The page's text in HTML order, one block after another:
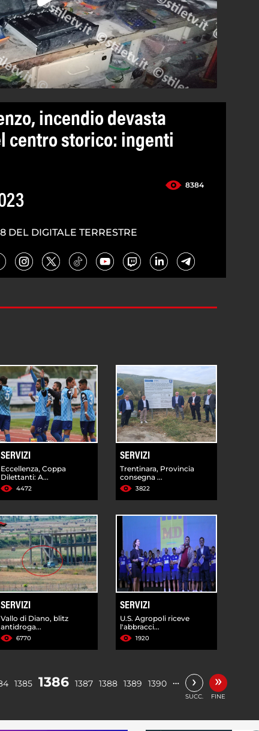
incendio devasta
centro storico: ingenti
8384
DEL DIGITALE TERRESTRE
SERVIZI
Eccellenza, Coppa
Dilettanti: A...
4472
SERVIZI
Trentinara, Provincia
consegna ...
3822
SERVIZI
Vallo di Diano, blitz
antidroga...
6770
SERVIZI
U.S. Agropoli riceve
l'abbracci...
1920
1385 1386 1387 1388 1389 1390 … ›
SUCC.
»
FINE